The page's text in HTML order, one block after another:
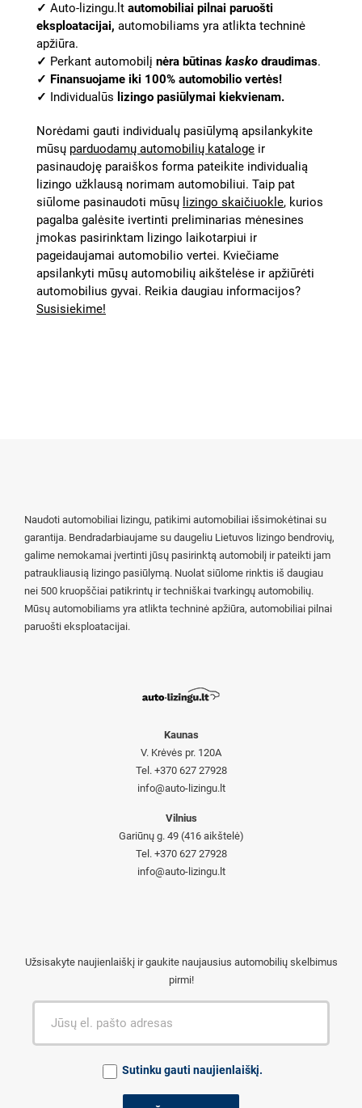
✓ Auto-lizingu.lt automobiliai pilnai paruošti
eksploatacijai, automobiliams yra atlikta techninė
apžiūra.
✓ Perkant automobilį nėra būtinas kasko draudimas.
✓ Finansuojame iki 100% automobilio vertės!
✓ Individualūs lizingo pasiūlymai kiekvienam.
Norėdami gauti individualų pasiūlymą apsilankykite
mūsų parduodamų automobilių kataloge ir
pasinaudoję paraiškos forma pateikite individualią
lizingo užklausą norimam automobiliui. Taip pat
siūlome pasinaudoti mūsų lizingo skaičiuokle, kurios
pagalba galėsite ivertinti preliminarias mėnesines
įmokas pasirinktam lizingo laikotarpiui ir
pageidaujamai automobilio vertei. Kviečiame
apsilankyti mūsų automobilių aikštelėse ir apžiūrėti
automobilius gyvai. Reikia daugiau informacijos?
Susisiekime!
Naudoti automobiliai lizingu, patikimi automobiliai išsimokėtinai su
garantija. Bendradarbiaujame su daugeliu Lietuvos lizingo bendrovių,
galime nemokamai įvertinti jūsų pasirinktą automobilį ir pateikti jam
patraukliausią lizingo pasiūlymą. Nuolat siūlome rinktis iš daugiau
nei 500 kruopščiai patikrintų ir techniškai tvarkingų automobilių.
Mūsų automobiliams yra atlikta techninė apžiūra, automobiliai pilnai
paruošti eksploatacijai.
Kaunas
V. Krėvės pr. 120A
Tel. +370 627 27928
info@auto-lizingu.lt
Vilnius
Gariūnų g. 49 (416 aikštelė)
Tel. +370 627 27928
info@auto-lizingu.lt
Užsisakyte naujienlaiškį ir gaukite naujausius automobilių skelbimus
pirmi!
Sutinku gauti naujienlaiškį.